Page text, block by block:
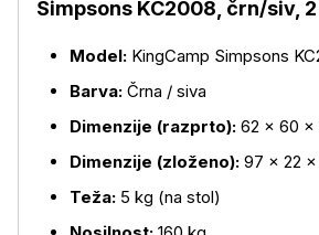
Simpsons KC2008, črn/siv,
Model: KingCamp Simpsons
Barva: Črna / siva
Dimenzije (razprto): 62 × 60 ×
Dimenzije (zloženo): 97 × 22
Teža: 5 kg (na stol)